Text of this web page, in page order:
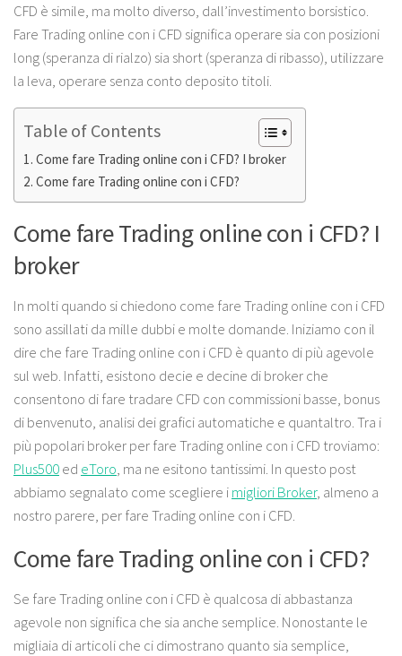
CFD è simile, ma molto diverso, dall’investimento borsistico.
Fare Trading online con i CFD significa operare sia con posizioni
long (speranza di rialzo) sia short (speranza di ribasso), utilizzare
la leva, operare senza conto deposito titoli.
Table of Contents
Come fare Trading online con i CFD? I broker
Come fare Trading online con i CFD?
Come fare Trading online con i CFD? I
broker
In molti quando si chiedono come fare Trading online con i CFD
sono assillati da mille dubbi e molte domande. Iniziamo con il
dire che fare Trading online con i CFD è quanto di più agevole
sul web. Infatti, esistono decie e decine di broker che
consentono di fare tradare CFD con commissioni basse, bonus
di benvenuto, analisi dei grafici automatiche e quantaltro. Tra i
più popolari broker per fare Trading online con i CFD troviamo:
Plus500ed eToro, ma ne esitono tantissimi. In questo post
abbiamo segnalato come scegliere imigliori Broker, almeno a
nostro parere, per fare Trading online con i CFD.
Come fare Trading online con i CFD?
Se fare Trading online con i CFD è qualcosa di abbastanza
agevole non significa che sia anche semplice. Nonostante le
migliaia di articoli che ci dimostrano quanto sia semplice,